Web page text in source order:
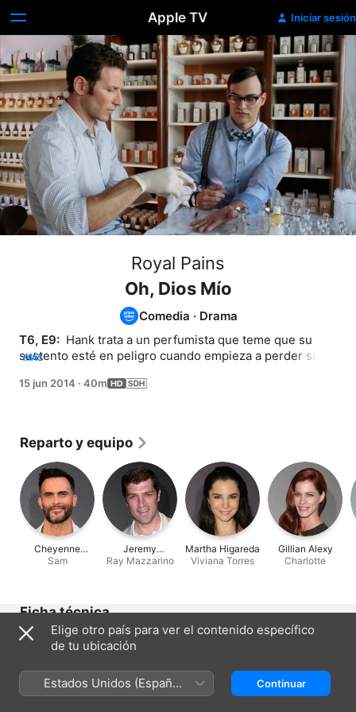
Apple TV Iniciar sesión
Royal Pains
Oh, Dios Mío
Comedia · Drama
T6, E9: Hank trata a un perfumista que teme que su
sustento esté en peligro cuando empieza a perder su
inauguración de su nueva empresa conjunta, HankLab.
MÁS
15 jun 2014 · 40m
Reparto y equipo
Cheyenne
Jackson
Sam
Jeremy
Davidson
Ray Mazzarino
Martha Higareda
Viviana Torres
Gillian Alexy
Charlotte
Ficha técnica
Lanzamiento
Duración
40 min
Elige otro país para ver el contenido específico
de tu ubicación
Estados Unidos (Español
México)
Continuar